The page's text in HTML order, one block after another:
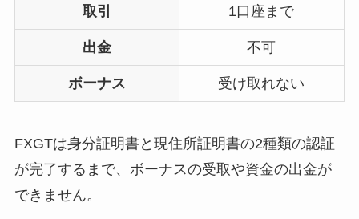
取引 1口座まで
出金 不可
ボーナス 受け取れない
FXGTは身分証明書と現住所証明書の2種類の認証
が完了するまで、ボーナスの受取や資金の出金が
できません。